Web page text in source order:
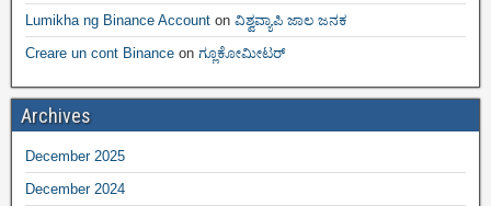
Lumikha ng Binance Account on ವಿಶ್ವವ್ಯಾಪಿ ಜಾಲ ಜನಕ
Creare un cont Binance on ಗ್ಲೂಕೋಮೀಟರ್
Archives
December 2025
December 2024